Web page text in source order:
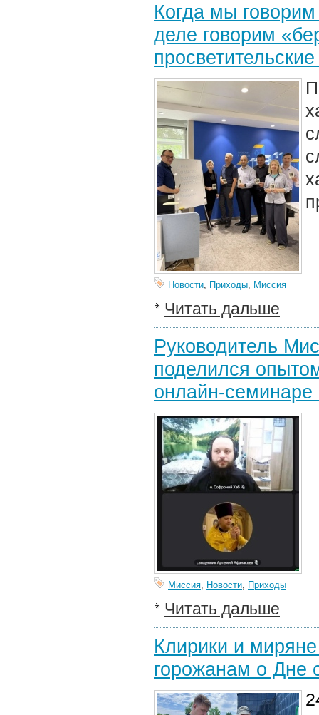
Когда мы
деле говорим
Новости, Приходы, Миссия
Читать дальше
Руководитель
поделился
онлайн-семинаре
Миссия, Новости, Приходы
Читать дальше
Клирики и
горожанам о Дне